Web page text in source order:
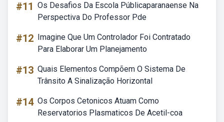
#11 Os Desafios Da Escola Públicaparanaense Na
Perspectiva Do Professor Pde
#12 Imagine Que Um Controlador Foi Contratado
Para Elaborar Um Planejamento
#13 Quais Elementos Compõem O Sistema De
Trânsito A Sinalização Horizontal
#14 Os Corpos Cetonicos Atuam Como
Reservatorios Plasmaticos De Acetil-coa